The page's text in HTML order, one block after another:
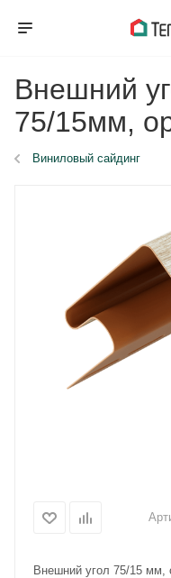
Внешний
75/15мм,
Виниловый сайдинг
Внешний угол 75/15 мм,